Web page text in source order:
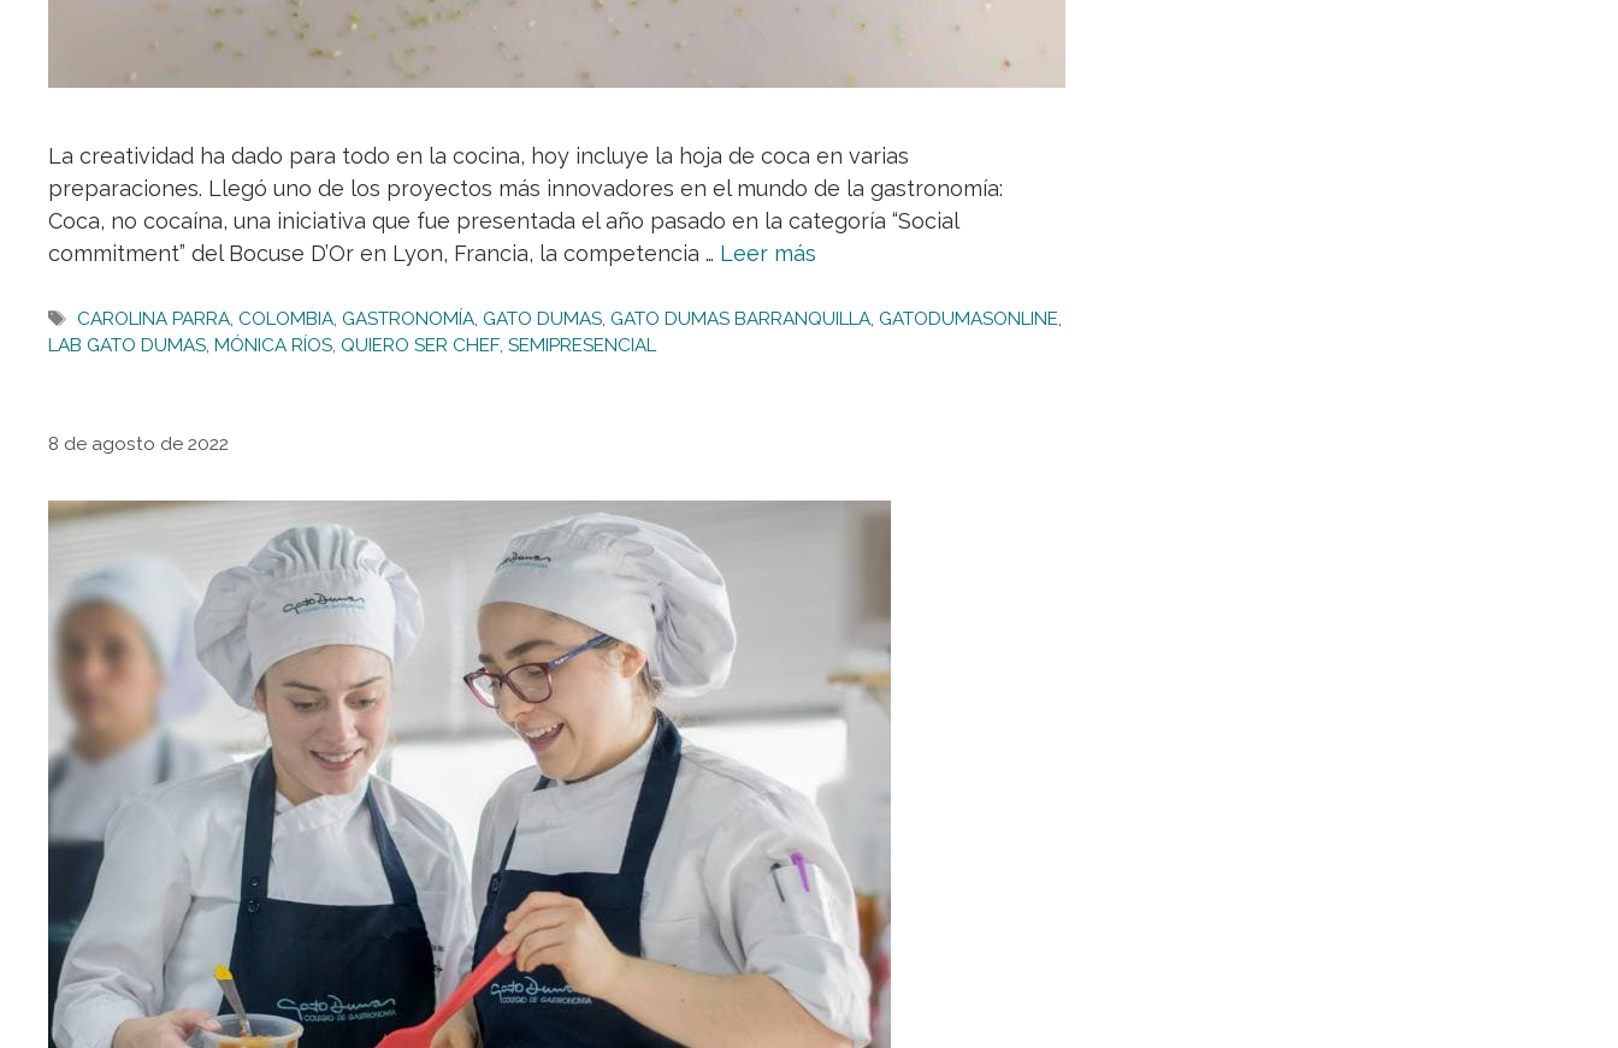
La creatividad ha dado para todo en la cocina, hoy incluye la hoja de coca en varias
preparaciones. Llegó uno de los proyectos más innovadores en el mundo de la gastronomía:
Coca, no cocaína, una iniciativa que fue presentada el año pasado en la categoría “Social
commitment” del Bocuse D’Or en Lyon, Francia, la competencia … Leer más
Etiquetas
CAROLINA PARRA,COLOMBIA,GASTRONOMÍA,GATO DUMAS,GATO DUMAS BARRANQUILLA,GATODUMASONLINE,
LAB GATO DUMAS, MÓNICA RÍOS, QUIERO SER CHEF, SEMIPRESENCIAL
8 de agosto de 2022